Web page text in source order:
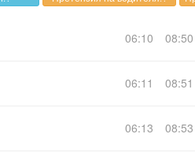
06:10 08:50
06:11 08:51
06:13 08:53